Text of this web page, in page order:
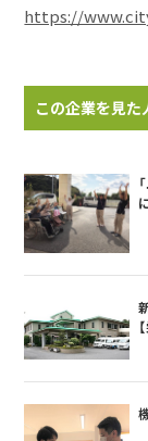
https://
この企業を見